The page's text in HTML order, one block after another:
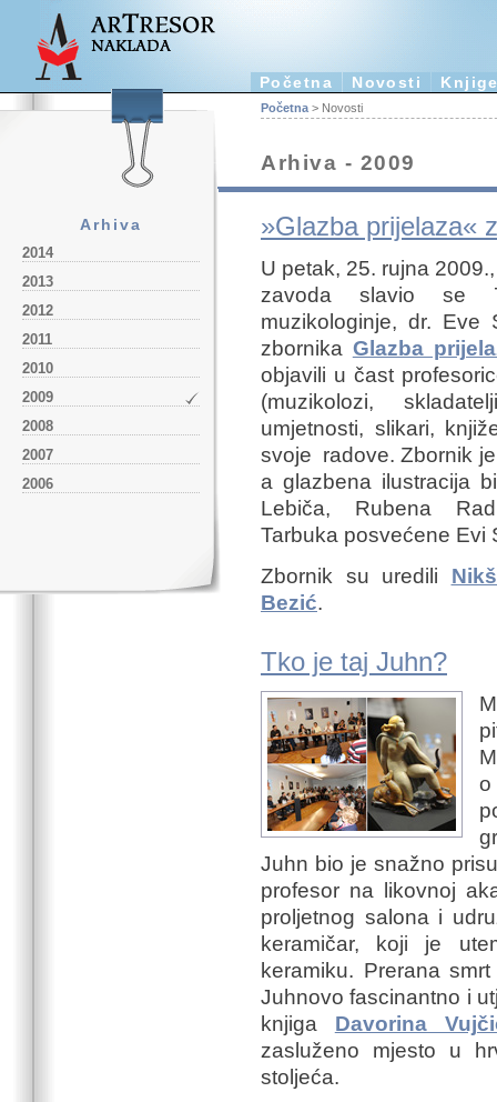
Početna Novosti
Arhiva
2014
2013
2012
2011
2010
2009
2008
2007
2006
Početna > Novosti
Arhiva - 2009
»Glazba prijelaza«
U petak, 25. rujna
zavoda slavio se
muzikologinje, dr. Eve
zbornika Glazba
objavili u čast
(muzikolozi,
umjetnosti, slikari,
svoje radove. Zbornik
a glazbena ilustracija
Lebiča, Rubena
Tarbuka posvećene Evi
Zbornik su uredili
Bezić.
Tko je taj Juhn?
o
Juhn bio je snažno
profesor na likovnoj
proljetnog salona i
keramičar, koji je
keramiku. Prerana
Juhnovo fascinantno i
knjiga Davorina
zasluženo mjesto u
stoljeća.